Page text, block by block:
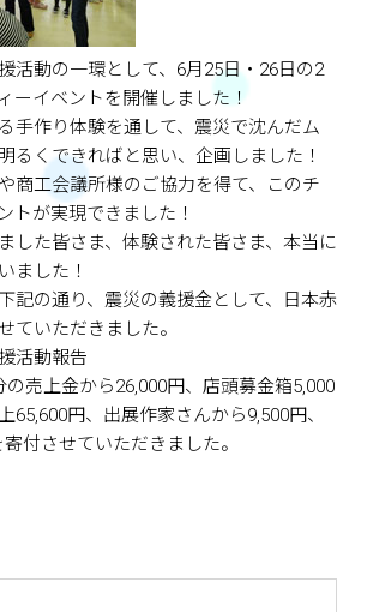
活動の一環として、6月25日・26日の2
ーイベントを開催しました！
手作り体験を通して、震災で沈んだム
るくできればと思い、企画しました！
商工会議所様のご協力を得て、このチ
トが実現できました！
した皆さま、体験された皆さま、本当に
ました！
記の通り、震災の義援金として、日本赤
ていただきました。
活動報告
売上金から26,000円、店頭募金箱5,000
65,600円、出展作家さんから9,500円、
付させていただきました。